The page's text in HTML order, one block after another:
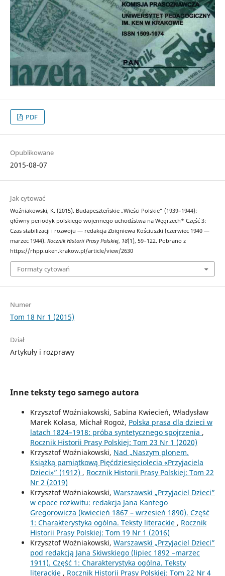
PDF
Opublikowane
2015-08-07
Jak cytować
Woźniakowski, K. (2015). Budapeszteńskie „Wieści Polskie” (1939–1944):
główny periodyk polskiego wojennego uchodźstwa na Węgrzech* Część 3:
Czas stabilizacji i rozwoju — redakcja Zbigniewa Kościuszki (czerwiec 1940 —
marzec 1944). Rocznik Historii Prasy Polskiej, 18(1), 59–122. Pobrano z
https://rhpp.uken.krakow.pl/article/view/2630
Formaty cytowań
Numer
Tom 18 Nr 1 (2015)
Dział
Artykuły i rozprawy
Inne teksty tego samego autora
Krzysztof Woźniakowski, Sabina Kwiecień, Władysław
Marek Kolasa, Michał Rogoż, Polska prasa dla dzieci w
latach 1824–1918: próba syntetycznego spojrzenia ,
Rocznik Historii Prasy Polskiej: Tom 23 Nr 1 (2020)
Krzysztof Woźniakowski, Nad „Naszym plonem.
Książką pamiątkową Pięćdziesięciolecia «Przyjaciela
Dzieci»” (1912) , Rocznik Historii Prasy Polskiej: Tom 22
Nr 2 (2019)
Krzysztof Woźniakowski, Warszawski „Przyjaciel Dzieci”
w epoce rozkwitu: redakcja Jana Kantego
Gregorowicza (kwiecień 1867 – wrzesień 1890). Część
1: Charakterystyka ogólna. Teksty literackie , Rocznik
Historii Prasy Polskiej: Tom 19 Nr 1 (2016)
Krzysztof Woźniakowski, Warszawski „Przyjaciel Dzieci”
pod redakcją Jana Skiwskiego (lipiec 1892 –marzec
1911). Część 1: Charakterystyka ogólna. Teksty
literackie , Rocznik Historii Prasy Polskiej: Tom 22 Nr 4